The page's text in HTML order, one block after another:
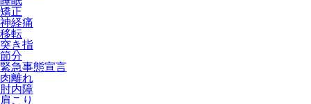
矯正
神経痛
移転
突き指
節分
緊急事態宣言
肉離れ
肘内障
肩こり